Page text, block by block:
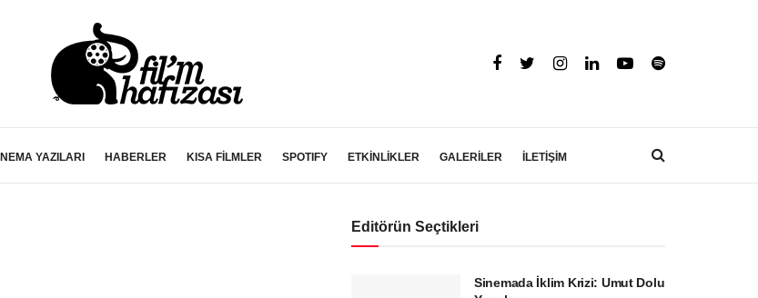
YAZILARI HABERLER KISA FİLMLER SPOTIFY ETKİNLİKLER GALERİLER İLETİŞİM
Editörün Seçtikleri
Sinemada İklim Krizi: Umut Dolu